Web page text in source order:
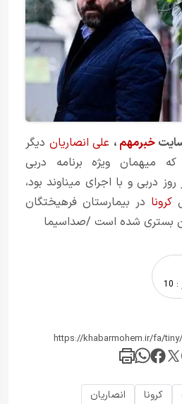
خبرمهم ، علی انصاریان دیگر
میهمان ویژه برنامه دربی
روز دربی و با اجرای میناوند بود،
کرونا در بیمارستان فرهیختگان
بستری شده است /صداسیما
:
10
کرونا انصاریان